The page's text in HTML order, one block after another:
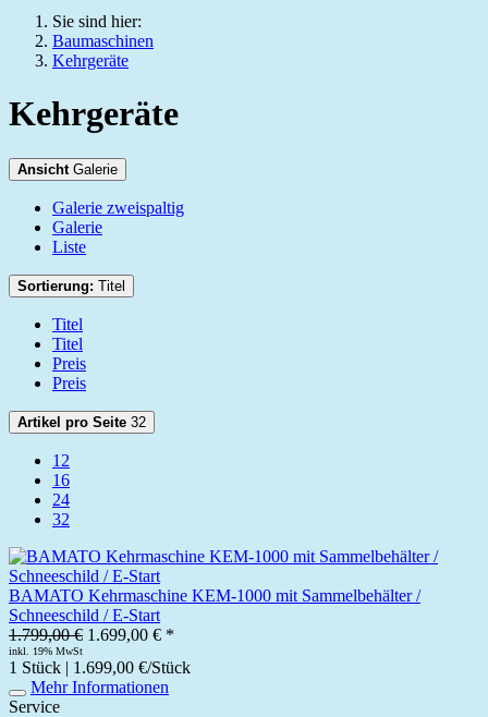
Sie sind hier:
Baumaschinen
Kehrgeräte
Kehrgeräte
Ansicht Galerie
Galerie zweispaltig
Galerie
Liste
Sortierung: Titel
Titel
Titel
Preis
Preis
Artikel pro Seite 32
12
16
24
32
BAMATO Kehrmaschine KEM-1000 mit Sammelbehälter /
Schneeschild / E-Start
1.799,00 € 1.699,00 € *
inkl. 19% MwSt
1 Stück | 1.699,00 €/Stück
Mehr Informationen
Service